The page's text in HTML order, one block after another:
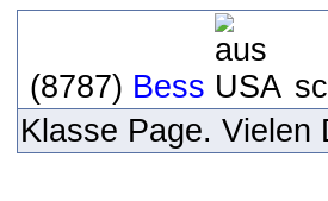
(8787) Bess
Klasse Page. Vielen